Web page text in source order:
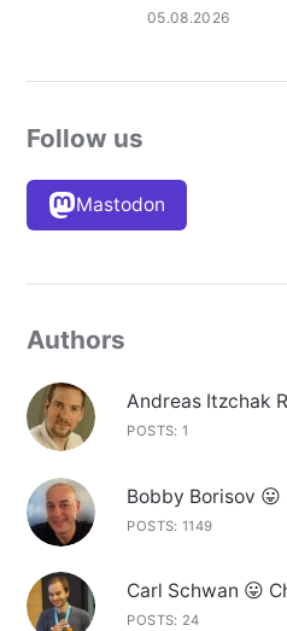
05.08.2026
Follow us
Mastodon
Authors
Andreas Itzchak
POSTS: 1
Bobby Borisov
POSTS: 1149
Carl Schwan 😛
POSTS: 24